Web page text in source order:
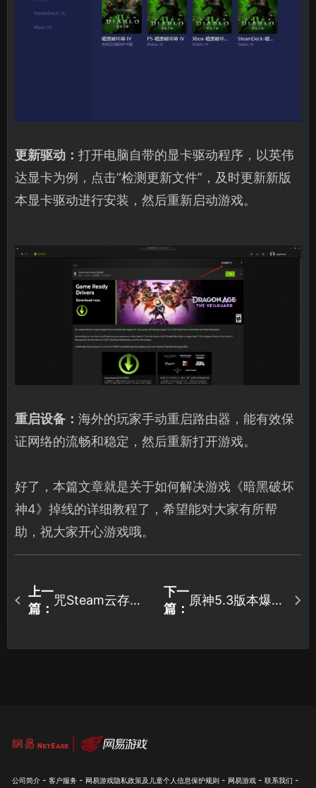
更新驱动： 打开电脑自带的显卡驱动程序，以英伟
达显卡为例，点击“检测更新文件”，及时更新新版
本显卡驱动进行安装，然后重新启动游戏。
重启设备： 海外的玩家手动重启路由器，能有效保
证网络的流畅和稳定，然后重新打开游戏。
好了，本篇文章就是关于如何解决游戏《暗黑破坏
神4》掉线的详细教程了，希望能对大家有所帮
助，祝大家开心游戏哦。
上一
篇：
咒Steam云存档
档！
下一
篇：
原神5.3版本爆
公司简介 - 客户服务 - 网易游戏隐私政策及儿童个人信息保护规则 - 网易游戏 - 联系我们 -